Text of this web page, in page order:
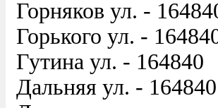
Горняков ул. -
Горького ул. -
Гутина ул. - 164840
Дальняя ул. - 164840